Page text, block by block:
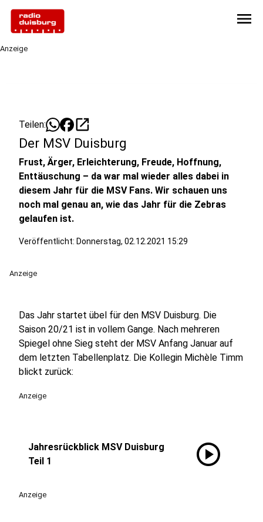
menu
Anzeige
Teilen: open_in_new
Der MSV Duisburg
Frust, Ärger, Erleichterung, Freude, Hoffnung,
Enttäuschung – da war mal wieder alles dabei in
diesem Jahr für die MSV Fans. Wir schauen uns
noch mal genau an, wie das Jahr für die Zebras
gelaufen ist.
Veröffentlicht: Donnerstag, 02.12.2021 15:29
Anzeige
Das Jahr startet übel für den MSV Duisburg. Die
Saison 20/21 ist in vollem Gange. Nach mehreren
Spiegel ohne Sieg steht der MSV Anfang Januar auf
dem letzten Tabellenplatz. Die Kollegin Michèle Timm
blickt zurück:
Anzeige
Jahresrückblick MSV Duisburg
Teil 1
play_circle
Anzeige